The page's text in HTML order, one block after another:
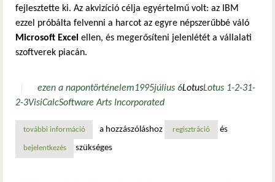
fejlesztette ki. Az akvizíció célja egyértelmű volt: az IBM
ezzel próbálta felvenni a harcot az egyre népszerűbbé váló
Microsoft Excel ellen, és megerősíteni jelenlétét a vállalati
szoftverek piacán.
ezen a napontörténelem1995július 6LotusLotus 1-2-31-
2-3VisiCalcSoftware Arts Incorporated
további információegyszerű, mint az 1-2-3: az ibm felvásárolja a lotus céget
a hozzászóláshoz regisztráció és
bejelentkezés szükséges